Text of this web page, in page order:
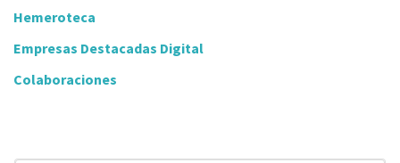
Hemeroteca
Empresas Destacadas Digital
Colaboraciones